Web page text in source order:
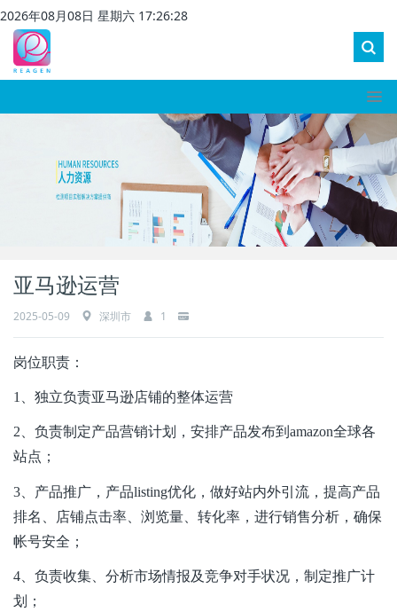
2026年08月08日 星期六 17:26:28
亚马逊运营
2025-05-09 深圳市 1
岗位职责：
1 、独立负责亚马逊店铺的整体运营
2 、负责制定产品营销计划，安排产品发布到 amazon全球各
站点；
3 、产品推广，产品listing优化，做好站内外引流，提高产品
排名、店铺点击率、浏览量、转化率，进行销售分析，确保
帐号安全；
4 、负责收集、分析市场情报及竞争对手状况，制定推广计
划；